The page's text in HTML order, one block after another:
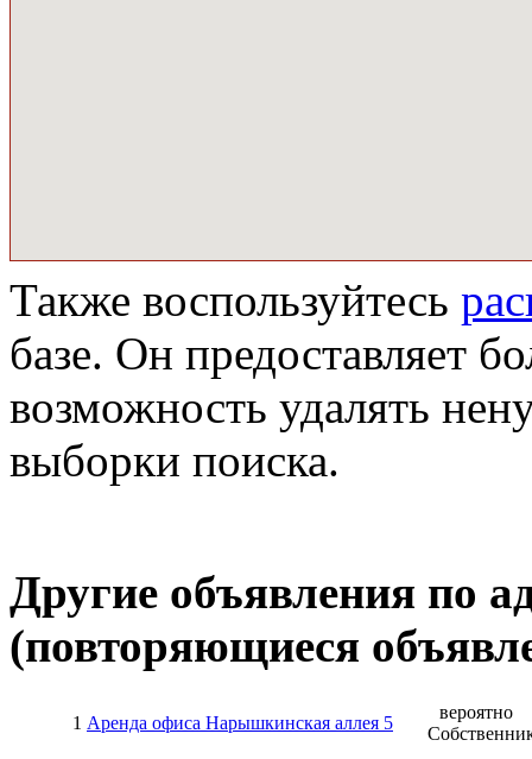
Также воспользуйтесь
базе. Он предоставляет
возможность удалять
выборки поиска.
Другие объявления по
(повторяющиеся
1 Аренда офиса Нарышкинская аллея 5
вероятно